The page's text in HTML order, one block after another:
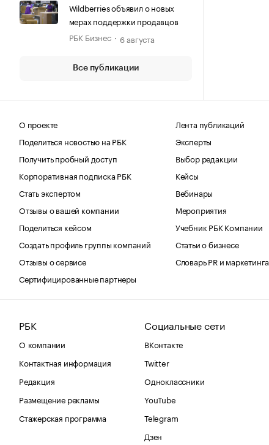
Wildberries объявил о новых
мерах поддержки продавцов
РБК Бизнес
6 августа
Все публикации
О проекте
Поделиться новостью на РБК
Получить пробный доступ
Корпоративная подписка РБК
Стать экспертом
Отзывы о вашей компании
Поделиться кейсом
Создать профиль группы компаний
Отзывы о сервисе
Сертифицированные партнеры
Лента публикаций
Эксперты
Выбор редакции
Кейсы
Вебинары
Мероприятия
Учебник РБК Компании
Статьи о бизнесе
Словарь PR и маркетинга
РБК
О компании
Контактная информация
Редакция
Размещение рекламы
Стажерская программа
Социальные сети
ВКонтакте
Twitter
Одноклассники
YouTube
Telegram
Дзен